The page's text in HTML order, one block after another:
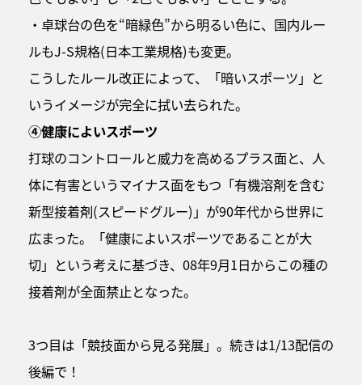
・卓球台の色を“暗緑色”から明るい色に、国内ルー
ルもJ-S規格(日本工業規格)も変更。
こうしたルール改正によって、「暗いスポーツ」と
いうイメージが完全に拭い去られた。
④健康によいスポーツ
打球のコントロールと威力を高めるプラス面と、人
体に有害というマイナス面をもつ「有機溶剤を含む
新型接着剤(スピードグルー)」が90年代から世界に
広まった。「健康によいスポーツであることが大
切」という考えに基づき、08年9月1日からこの種の
接着剤が全面禁止となった。
3つ目は「競技面から見る発展」。続きは1/13配信の
後編で！